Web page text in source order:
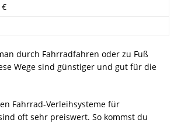
€
durch Fahrradfahren oder zu Fuß
Wege sind günstiger und gut für die
Fahrrad-Verleihsysteme für
oft sehr preiswert. So kommst du